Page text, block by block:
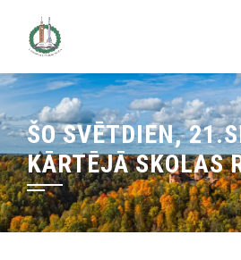
content
ŠO SVĒTDIEN,
KĀRTĒJĀ SKOLAS